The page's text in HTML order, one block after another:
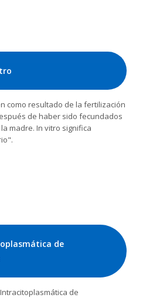
como resultado de la fertilización
de haber sido fecundados
madre. In vitro significa
de
de